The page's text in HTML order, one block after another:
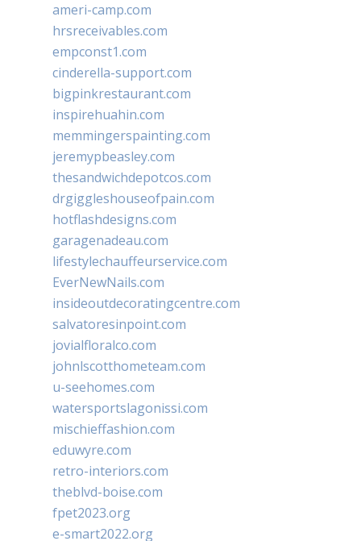
ameri-camp.com
hrsreceivables.com
empconst1.com
cinderella-support.com
bigpinkrestaurant.com
inspirehuahin.com
memmingerspainting.com
jeremypbeasley.com
thesandwichdepotcos.com
drgiggleshouseofpain.com
hotflashdesigns.com
garagenadeau.com
lifestylechauffeurservice.com
EverNewNails.com
insideoutdecoratingcentre.com
salvatoresinpoint.com
jovialfloralco.com
johnlscotthometeam.com
u-seehomes.com
watersportslagonissi.com
mischieffashion.com
eduwyre.com
retro-interiors.com
theblvd-boise.com
fpet2023.org
e-smart2022.org